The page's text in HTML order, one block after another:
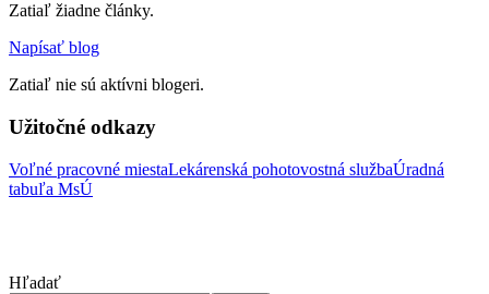
Zatiaľ žiadne články.
Napísať blog
Zatiaľ nie sú aktívni blogeri.
Užitočné odkazy
Voľné pracovné miestaLekárenská pohotovostná službaÚradná
tabuľa MsÚ
Hľadať